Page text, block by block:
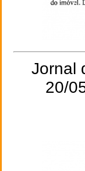
Jornal
20/